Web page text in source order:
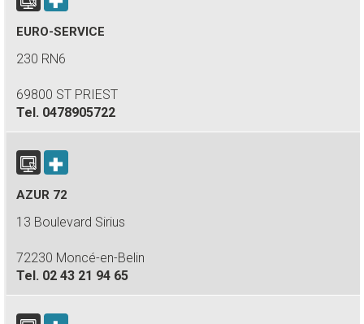
EURO-SERVICE
230 RN6
69800 ST PRIEST
Tel. 0478905722
AZUR 72
13 Boulevard Sirius
72230 Moncé-en-Belin
Tel. 02 43 21 94 65